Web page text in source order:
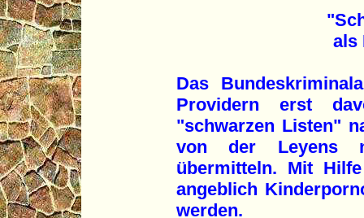
als
Das
Providern erst
"schwarzen Listen"
von der Leyens
übermitteln. Mit
angeblich
werden.